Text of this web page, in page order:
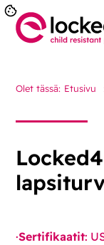
Olet tässä: Etusivu
·Sertifikaatit: